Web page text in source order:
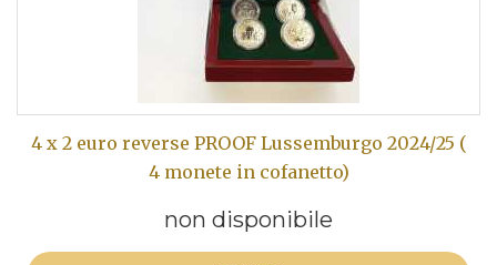
4 x 2 euro reverse PROOF Lussemburgo 2024/25 (
4 monete in cofanetto)
non disponibile